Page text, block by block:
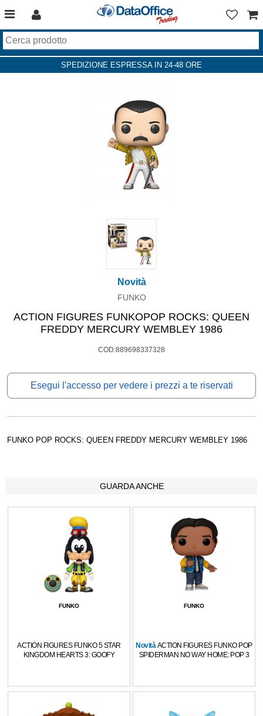
SPEDIZIONE ESPRESSA IN 24-48 ORE
Novità
FUNKO
ACTION FIGURES FUNKOPOP ROCKS: QUEEN
FREDDY MERCURY WEMBLEY 1986
COD:889698337328
Esegui l'accesso per vedere i prezzi a te riservati
FUNKO POP ROCKS: QUEEN FREDDY MERCURY WEMBLEY 1986
GUARDA ANCHE
FUNKO
ACTION FIGURES FUNKO 5 STAR
KINGDOM HEARTS 3: GOOFY
FUNKO
NovitàACTION FIGURES FUNKO POP
SPIDERMAN NO WAY HOME: POP 3